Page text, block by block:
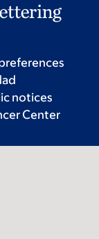
notices
Center